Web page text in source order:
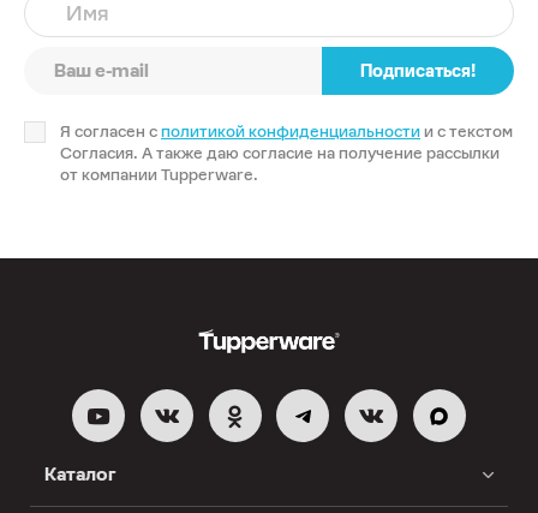
Имя
Подписаться!
Я согласен с политикой конфиденциальности и с текстом
Согласия. А также даю согласие на получение рассылки
от компании Tupperware.
Каталог